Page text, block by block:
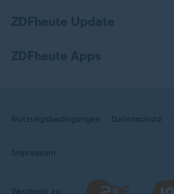
Nutzungsbedingungen Datenschutz
Impressum
Wechseln zu: